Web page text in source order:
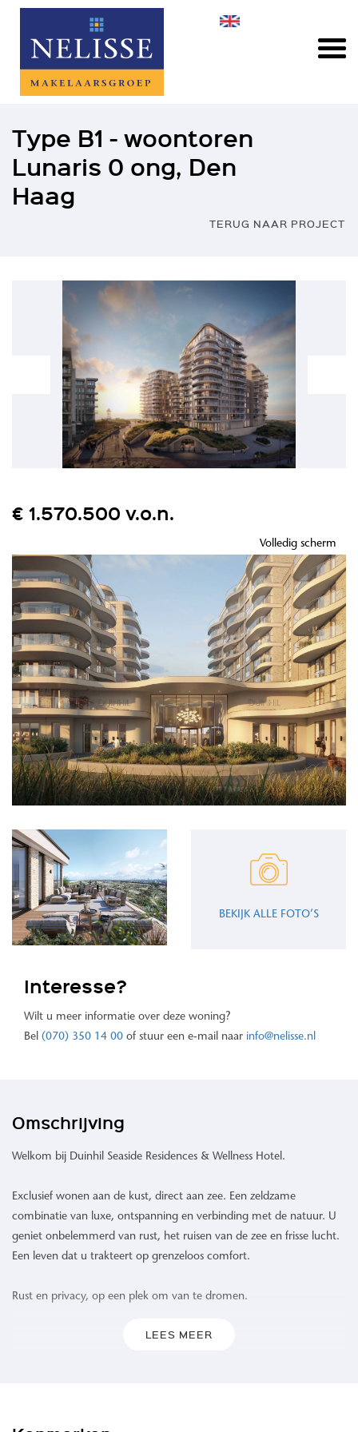
Type B1 - woontoren
Lunaris 0 ong, Den
Haag
TERUG NAAR PROJECT
€ 1.570.500 v.o.n.
Volledig scherm
BEKIJK ALLE FOTO’S
Interesse?
Wilt u meer informatie over deze woning?
Bel (070) 350 14 00 of stuur een e-mail naar info@nelisse.nl
Omschrijving
Welkom bij Duinhil Seaside Residences & Wellness Hotel.
Exclusief wonen aan de kust, direct aan zee. Een zeldzame
combinatie van luxe, ontspanning en verbinding met de natuur. U
geniet onbelemmerd van rust, het ruisen van de zee en frisse lucht.
Een leven dat u trakteert op grenzeloos comfort.
Rust en privacy, op een plek om van te dromen.
LEES MEER